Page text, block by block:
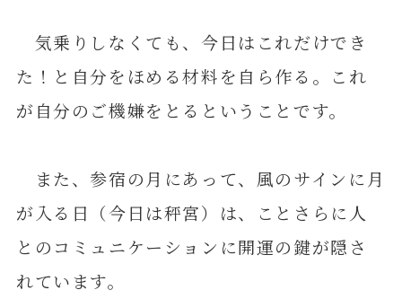
気乗りしなくても、今日はこれだけでき
た！と自分をほめる材料を自ら作る。これ
が自分のご機嫌をとるということです。
また、参宿の月にあって、風のサインに月
が入る日（今日は秤宮）は、ことさらに人
とのコミュニケーションに開運の鍵が隠さ
れています。